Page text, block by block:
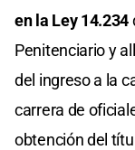
en la Ley 14.234
Penitenciario y
del ingreso a la
carrera de
obtención del